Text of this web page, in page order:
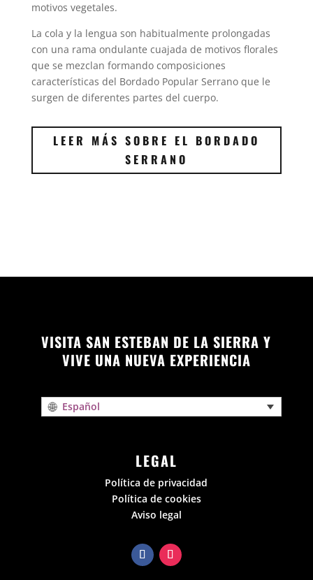
motivos vegetales.
La cola y la lengua son habitualmente prolongadas
con una rama ondulante cuajada de motivos florales
que se mezclan formando composiciones
características del Bordado Popular Serrano que le
surgen de diferentes partes del cuerpo.
LEER MÁS SOBRE EL BORDADO
SERRANO
VISITA SAN ESTEBAN DE LA SIERRA Y
VIVE UNA NUEVA EXPERIENCIA
Español
LEGAL
Política de privacidad
Política de cookies
Aviso legal